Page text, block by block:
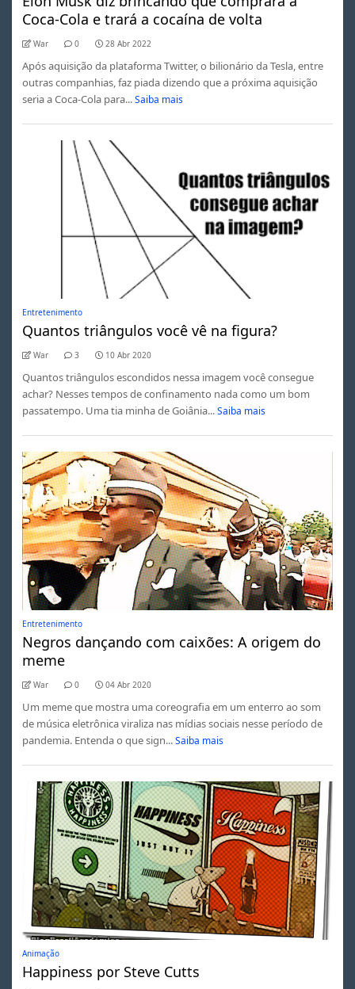
Coca-Cola e trará a cocaína de volta
War 0 28 Abr 2022
Após aquisição da plataforma Twitter, o bilionário da Tesla, entre
outras companhias, faz piada dizendo que a próxima aquisição
seria a Coca-Cola para... Saiba mais
Entretenimento
Quantos triângulos você vê na figura?
War 3 10 Abr 2020
Quantos triângulos escondidos nessa imagem você consegue
achar? Nesses tempos de confinamento nada como um bom
passatempo. Uma tia minha de Goiânia... Saiba mais
Entretenimento
Negros dançando com caixões: A origem do
meme
War 0 04 Abr 2020
Um meme que mostra uma coreografia em um enterro ao som
de música eletrônica viraliza nas mídias sociais nesse período de
pandemia. Entenda o que sign... Saiba mais
Animação
Happiness por Steve Cutts